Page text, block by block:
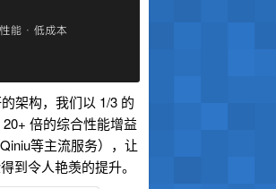
架构，我们以 1/3 的
倍的综合性能增益
等主流服务），让
到令人艳羡的提升。